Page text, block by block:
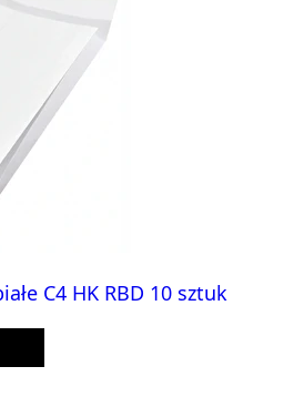
C4 HK RBD 10 sztuk